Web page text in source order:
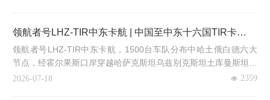
领航者号LHZ-TIR中东卡航 | 中国至中东十六国TIR卡车运
输 12-18天
领航者号LHZ-TIR中东卡航，1500台车队分布中哈土俄白德六大
节点，经霍尔果斯口岸穿越哈萨克斯坦乌兹别克斯坦土库曼斯坦伊
朗直达土耳其阿联酋沙特伊朗伊拉克卡塔尔科威特阿曼巴林阿富汗
2026-07-18 2359